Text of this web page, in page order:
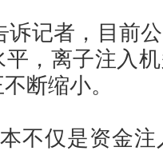
诉记者，目前
平，离子注入
断缩小。
不仅是资金